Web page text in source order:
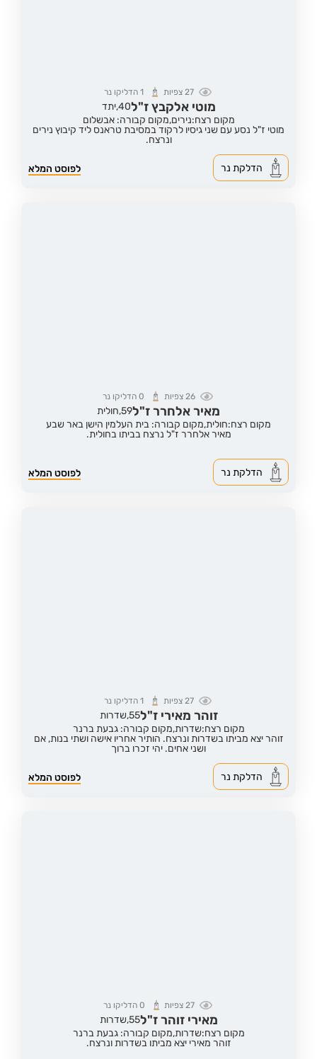
27 צפיות 1הדליקו נר
מוטי אלקבץ ז"ל40,יתד
מקום רצח:נירים,מקום קבורה: אבשלום
מוטי ז"ל נסע עם שני גיסיו לרקוד במסיבת טראנס ליד קיבוץ נירים
ונרצח.
לפוסט המלא הדלקת נר
26 צפיות 0הדליקו נר
מאיר אלחרר ז"ל59, חולית
מקום רצח:חולית,מקום קבורה: בית העלמין הישן באר שבע
מאיר אלחרר ז"ל נרצח בביתו בחולית.
לפוסט המלא הדלקת נר
27 צפיות 1הדליקו נר
זוהר מאירי ז"ל55, שדרות
מקום רצח:שדרות,מקום קבורה: גבעת ברנר
זוהר יצא מביתו בשדרות ונרצח. הותיר אחריו אישה ושתי בנות, אם
ושני אחים. יהי זכרו ברוך
לפוסט המלא הדלקת נר
27צפיות 0 הדליקו נר
מאירי זוהר ז"ל55, שדרות
מקום רצח:שדרות,מקום קבורה: גבעת ברנר
זוהר מאירי יצא מביתו בשדרות ונרצח.